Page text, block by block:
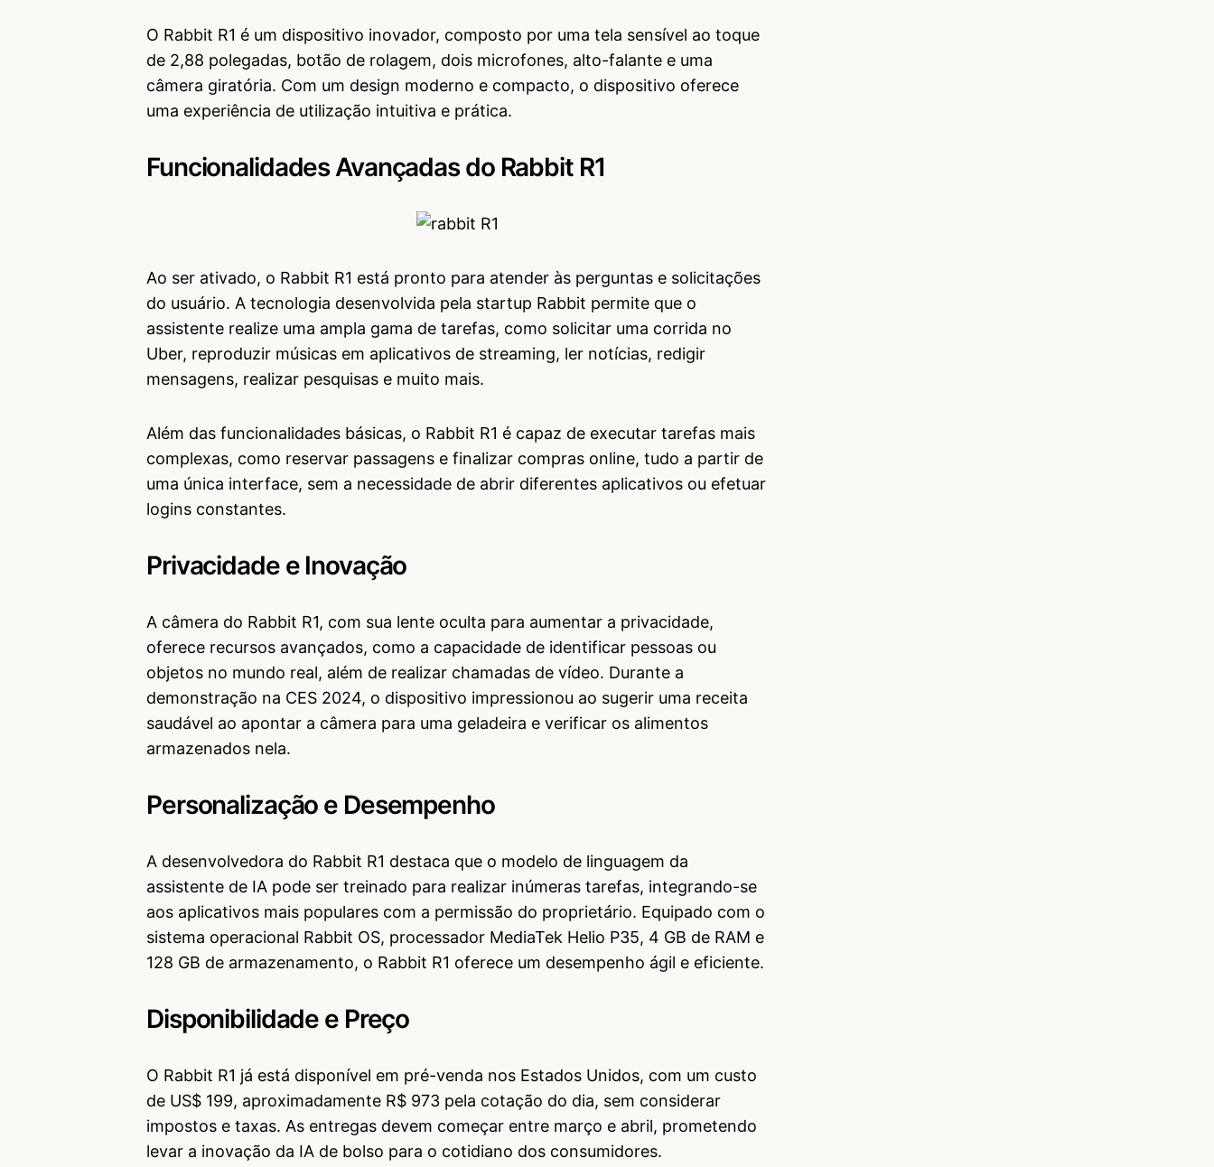
O Rabbit R1 é um dispositivo inovador, composto por uma tela sensível ao toque
de 2,88 polegadas, botão de rolagem, dois microfones, alto-falante e uma
câmera giratória. Com um design moderno e compacto, o dispositivo oferece
uma experiência de utilização intuitiva e prática.
Funcionalidades Avançadas do Rabbit R1
Ao ser ativado, o Rabbit R1 está pronto para atender às perguntas e solicitações
do usuário. A tecnologia desenvolvida pela startup Rabbit permite que o
assistente realize uma ampla gama de tarefas, como solicitar uma corrida no
Uber, reproduzir músicas em aplicativos de streaming, ler notícias, redigir
mensagens, realizar pesquisas e muito mais.
Além das funcionalidades básicas, o Rabbit R1 é capaz de executar tarefas mais
complexas, como reservar passagens e finalizar compras online, tudo a partir de
uma única interface, sem a necessidade de abrir diferentes aplicativos ou efetuar
logins constantes.
Privacidade e Inovação
A câmera do Rabbit R1, com sua lente oculta para aumentar a privacidade,
oferece recursos avançados, como a capacidade de identificar pessoas ou
objetos no mundo real, além de realizar chamadas de vídeo. Durante a
demonstração na CES 2024, o dispositivo impressionou ao sugerir uma receita
saudável ao apontar a câmera para uma geladeira e verificar os alimentos
armazenados nela.
Personalização e Desempenho
A desenvolvedora do Rabbit R1 destaca que o modelo de linguagem da
assistente de IA pode ser treinado para realizar inúmeras tarefas, integrando-se
aos aplicativos mais populares com a permissão do proprietário. Equipado com o
sistema operacional Rabbit OS, processador MediaTek Helio P35, 4 GB de RAM e
128 GB de armazenamento, o Rabbit R1 oferece um desempenho ágil e eficiente.
Disponibilidade e Preço
O Rabbit R1 já está disponível em pré-venda nos Estados Unidos, com um custo
de US$ 199, aproximadamente R$ 973 pela cotação do dia, sem considerar
impostos e taxas. As entregas devem começar entre março e abril, prometendo
levar a inovação da IA de bolso para o cotidiano dos consumidores.